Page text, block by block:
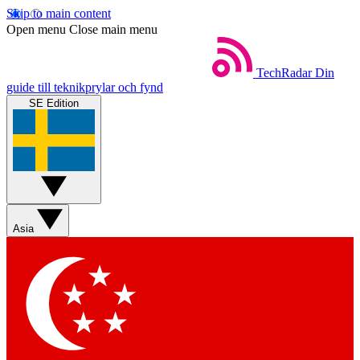
Skip to main content
Open menu Close main menu
TechRadar Din
guide till teknikprylar och fynd
SE Edition
Asia